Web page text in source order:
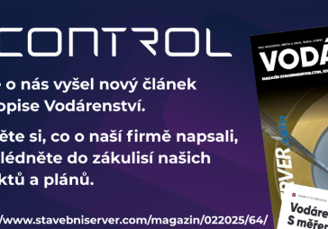
a čistíren vod. Tato zařízení musí být v prvé
Proto společnost 4control s. r. o. klade veliký
odolné rozvaděčové skříně a zajišťujeme